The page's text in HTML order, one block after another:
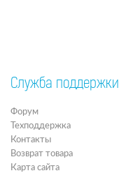
Служба поддержки
Форум
Техподдержка
Контакты
Возврат товара
Карта сайта